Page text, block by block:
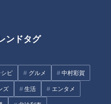
ンドタグ
シピ グルメ 中村彩賀
ズ 生活 エンタメ
あきよし）投手―。2020年の
に“旬の人”にならずしていつ
ヤドームで行われるジャンア
明智光秀生誕地 可児市デ
々には麒麟にばかりご執心し
をもう一度引っ張り出してほ